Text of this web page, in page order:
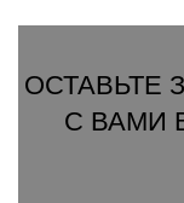
ОСТАВЬТЕ
С ВАМИ